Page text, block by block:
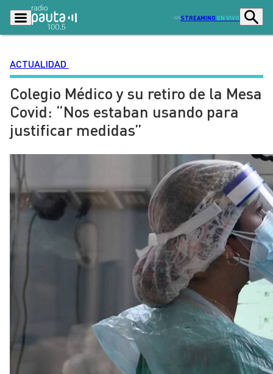
STREAMING EN VIVO
Podcasts Programas
Lo Último Actualidad
Ciudad
Sostenibilidad
Tendencias Deportes
Entretención y Cultura Opinión
Señal 2
Contenido Patrocinado
ACTUALIDAD
Colegio Médico y su retiro de la Mesa
Covid: “Nos estaban usando para
justificar medidas”